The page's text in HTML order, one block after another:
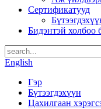
Сертификатууд
Бидэнтэй холбоо
English
Гэр
Бүтээгдэхүүн
Цахилгаан